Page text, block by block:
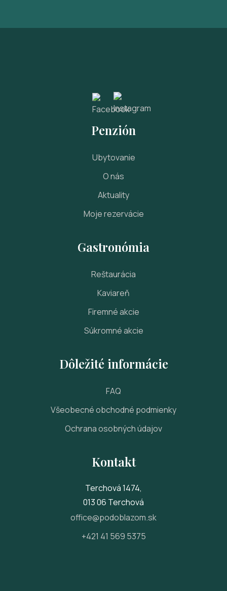
Penzión
Ubytovanie
O nás
Aktuality
Moje rezervácie
Gastronómia
Reštaurácia
Kaviareň
Firemné akcie
Súkromné akcie
Dôležité informácie
FAQ
Všeobecné obchodné podmienky
Ochrana osobných údajov
Kontakt
Terchová 1474,
013 06 Terchová
office@podoblazom.sk
+421 41 569 5375